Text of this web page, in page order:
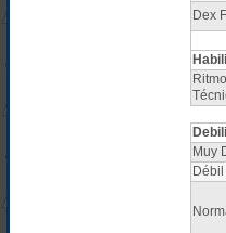
Dex
Muy